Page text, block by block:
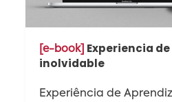
[e-book] Experiencia
inolvidable
Experiência de